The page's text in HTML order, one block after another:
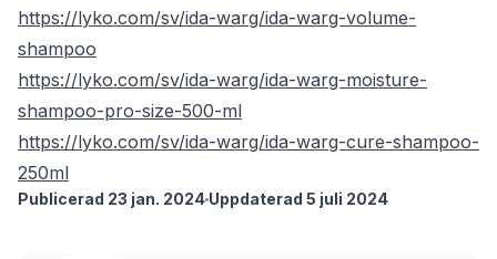
https://lyko.com/sv/ida-warg/ida-warg-volume-
shampoo
https://lyko.com/sv/ida-warg/ida-warg-moisture-
shampoo-pro-size-500-ml
https://lyko.com/sv/ida-warg/ida-warg-cure-shampoo-
250ml
Publicerad 23 jan. 2024 Uppdaterad 5 juli 2024